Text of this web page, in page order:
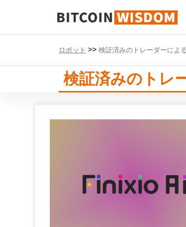
ビットコインの知恵
ロボット >> 検証済みのトレーダーによ
検証済みのトレ